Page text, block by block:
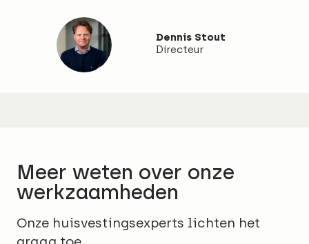
Dennis Stout
Directeur
Meer weten over onze
werkzaamheden
Onze huisvestingsexperts lichten het